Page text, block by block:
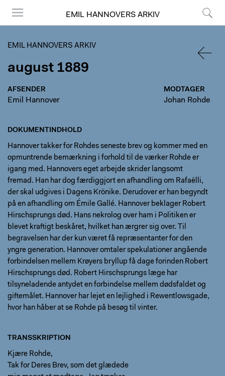
EMIL HANNOVERS ARKIV
EMIL HANNOVERS ARKIV
august 1889
AFSENDER
Emil Hannover
MODTAGER
Johan Rohde
DOKUMENTINDHOLD
Hannover takker for Rohdes seneste brev og kommer med en
opmuntrende bemærkning i forhold til de værker Rohde er
igang med. Hannovers eget arbejde skrider langsomt
fremad. Han har dog færdiggjort en afhandling om Rafaëlli,
der skal udgives i Dagens Krönike. Derudover er han begyndt
på en afhandling om Émile Gallé. Hannover beklager Robert
Hirschsprungs død. Hans nekrolog over ham i Politiken er
blevet kraftigt beskåret, hvilket han ærgrer sig over. Til
begravelsen har der kun været få repræsentanter for den
yngre generation. Hannover omtaler spekulationer angående
forbindelsen mellem Krøyers bryllup få dage forinden Robert
Hirschsprungs død. Robert Hirschsprungs læge har
tilsyneladende antydet en forbindelse mellem dødsfaldet og
giftemålet. Hannover har lejet en lejlighed i Rewentlowsgade,
hvor han håber at se Rohde på besøg til vinter.
TRANSSKRIPTION
Kjære Rohde,
Tak for Deres Brev, som det glædede